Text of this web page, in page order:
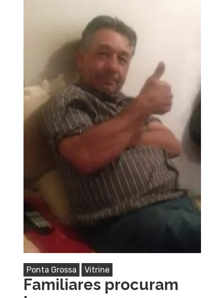
Ponta Grossa Vitrine
Familiares procuram